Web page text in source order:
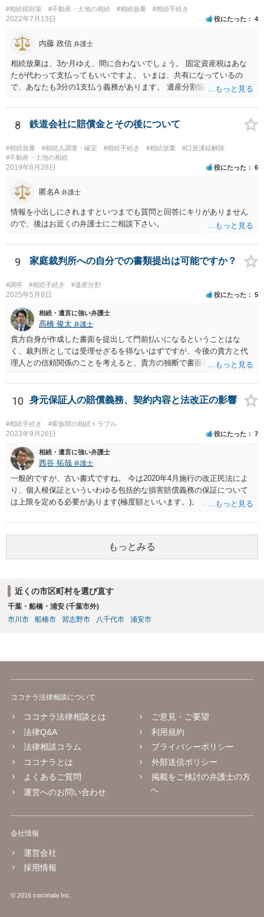
に葬儀費用を支出する経済力がなく、質素な葬儀を行った費用であれ
ば相続財産から支出しても単純承認と認められない可能性が高いの
#相続税対策 #不動産・土地の相続 #相続放棄 #相続手続き
2022年7月13日 役にたった 4
内藤 政信 弁護士
相続放棄は、3か月ゆえ、間に合わないでしょう。 固定資産税はあな
たが代わって支払ってもいいですよ。 いまは、共有になっているの
で、あなたも3分の1支払う義務があります。 遺産分割協議をして、不
払い義務があります。
8 鉄道会社に賠償金とその後について
#相続放棄 #相続人調査・確定 #相続手続き #相続放棄
#口座凍結解除
#不動産・土地の相続
2019年6月28日 役にたった 6
匿名A 弁護士
情報を小出しにされますといつまでも質問と回答にキリがありません
ので、後はお近くの弁護士にご相談下さい。
9 家庭裁判所への自分での書類提出は可能ですか？
#調停 #相続手続き #遺産分割
2025年5月8日 役にたった 5
相続・遺言に強い弁護士
髙橋 俊太 弁護士
貴方自身が作成した書面を提出して門前払いになるということはな
く、裁判所としては受理せざるを得ないはずですが、今後の貴方と代
理人との信頼関係のことを考えると、貴方の独断で書面を提出したり
士が主張書面の提出を渋っているようですが、弁護士として提出の実
益がないと考えている可能性もあると思いますので、そのあたりも含
めて、弁護士見解を確認等するためによく打ち合わせた方がよいと思
います。単に面倒臭いということで書面提出をしないということであ
れば、当該弁護士との委任関係を修了した上で、貴方のほうで書面提
出することを検討なさった方がよいでしょう。
10 身元保証人の賠償義務、契約内容と法改正の影響
#相続手続き #家族間の相続トラブル
2023年9月26日 役にたった 7
相続・遺言に強い弁護士
西谷 拓哉 弁護士
一般的ですが、古い書式ですね。 今は2020年4月施行の改正民法によ
り、個人根保証といういわゆる包括的な損害賠償義務の保証について
は上限を定める必要があります(極度額といいます。)。 この書式にサ
り、会社側は請求できない可能性が高そうです。
もっとみる
近くの市区町村を選び直す
千葉・船橋・浦安 (千葉市外)
市川市
船橋市 習志野市 八千代市 浦安市
ココナラ法律相談について
ココナラ法律相談とは
法律Q&A
法律相談コラム
ココナラとは
よくあるご質問
運営へのお問い合わせ
ご意見・ご要望
利用規約
プライバシーポリシー
外部送信ポリシー
掲載をご検討の弁護士の方
へ
会社情報
運営会社
採用情報
© 2016 coconala Inc.